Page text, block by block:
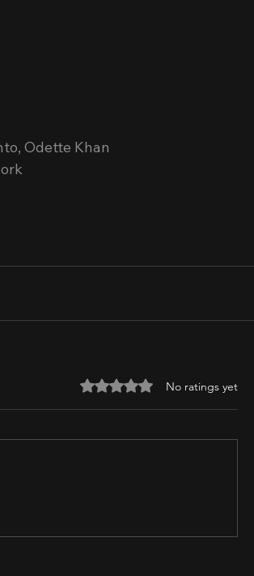
Odette Khan
Rated 0 out of 5 stars.
No ratings yet